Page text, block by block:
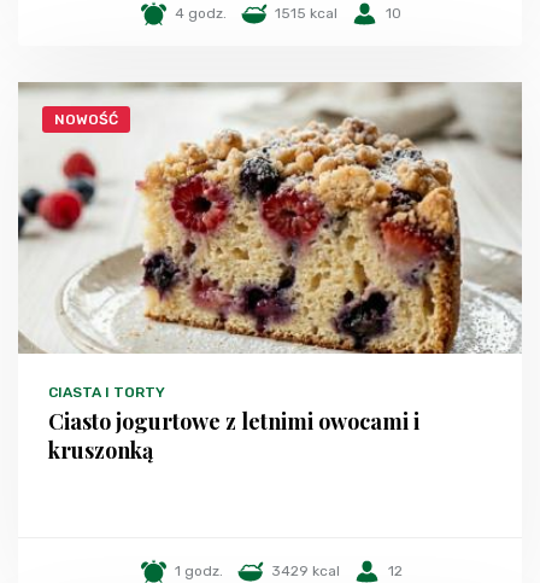
4 godz. 1515 kcal 10
NOWOŚĆ
CIASTA I TORTY
Ciasto jogurtowe z letnimi owocami i
kruszonką
1 godz. 3429 kcal 12